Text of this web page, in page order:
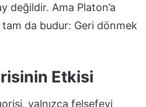
değildir. Ama Platon’a
da budur: Geri dönmek
Etkisi
yalnızca felsefeyi